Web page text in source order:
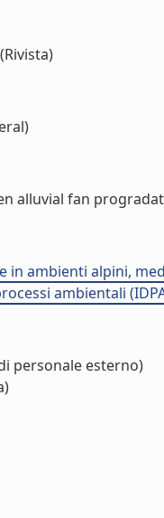
(Rivista)
alluvial fan
in ambienti alpini,
ambientali
personale esterno)